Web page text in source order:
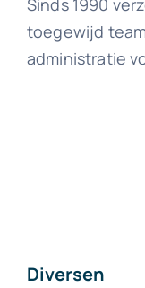
Sinds 1990
toegewijd
administratie
Diversen